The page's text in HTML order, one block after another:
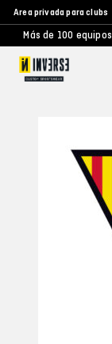
Area privada para clubs
Más de 100